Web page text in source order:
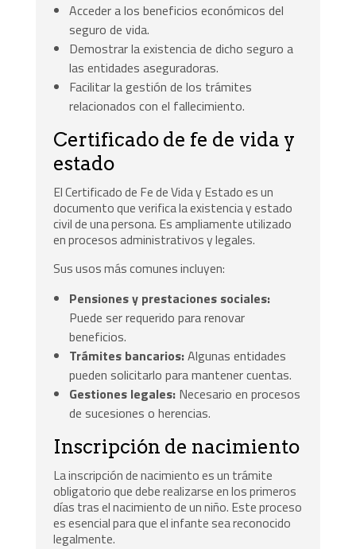
Acceder a los beneficios económicos del
seguro de vida.
Demostrar la existencia de dicho seguro a
las entidades aseguradoras.
Facilitar la gestión de los trámites
relacionados con el fallecimiento.
Certificado de fe de vida y
estado
El Certificado de Fe de Vida y Estado es un
documento que verifica la existencia y estado
civil de una persona. Es ampliamente utilizado
en procesos administrativos y legales.
Sus usos más comunes incluyen:
Pensiones y prestaciones sociales:
Puede ser requerido para renovar
beneficios.
Trámites bancarios:Algunas entidades
pueden solicitarlo para mantener cuentas.
Gestiones legales: Necesario en procesos
de sucesiones o herencias.
Inscripción de nacimiento
La inscripción de nacimiento es un trámite
obligatorio que debe realizarse en los primeros
días tras el nacimiento de un niño. Este proceso
es esencial para que el infante sea reconocido
legalmente.